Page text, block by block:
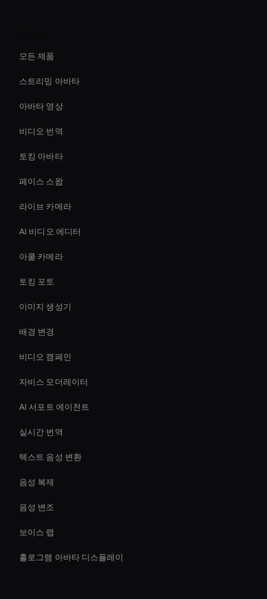
모든 제품
스트리밍 아바타
아바타 영상
비디오 번역
토킹 아바타
페이스 스왑
라이브 카메라
AI 비디오 에디터
아쿨 카메라
토킹 포토
이미지 생성기
배경 변경
비디오 캠페인
자비스 모더레이터
AI 서포트 에이전트
실시간 번역
텍스트 음성 변환
음성 복제
음성 변조
보이스 랩
홀로그램 아바타 디스플레이